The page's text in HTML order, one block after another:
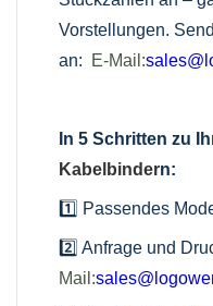
Vorstellungen.
an:
E-Mail:
In 5 Schritten zu
Kabelbindern:
1️⃣ Passendes
2️⃣ Anfrage und
Mail: